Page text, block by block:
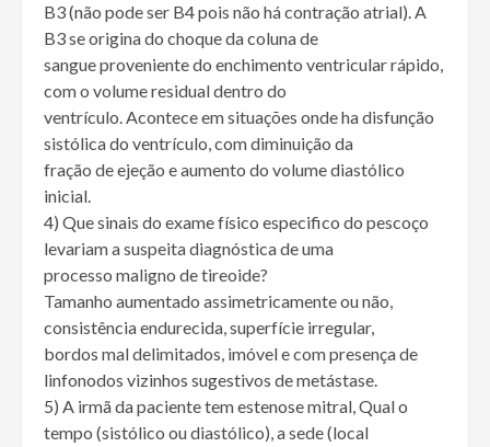
B3 (não pode ser B4 pois não há contração atrial). A
B3 se origina do choque da coluna de
sangue proveniente do enchimento ventricular rápido,
com o volume residual dentro do
ventrículo. Acontece em situações onde ha disfunção
sistólica do ventrículo, com diminuição da
fração de ejeção e aumento do volume diastólico
inicial.
4) Que sinais do exame físico especifico do pescoço
levariam a suspeita diagnóstica de uma
processo maligno de tireoide?
Tamanho aumentado assimetricamente ou não,
consistência endurecida, superfície irregular,
bordos mal delimitados, imóvel e com presença de
linfonodos vizinhos sugestivos de metástase.
5) A irmã da paciente tem estenose mitral, Qual o
tempo (sistólico ou diastólico), a sede (local